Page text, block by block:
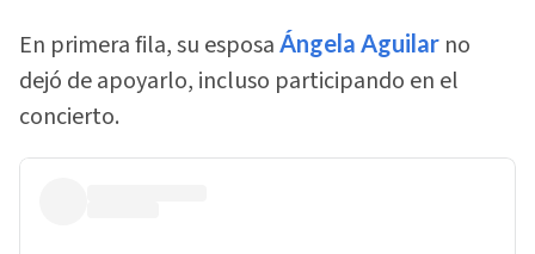
En primera fila, su esposa Ángela Aguilar no
dejó de apoyarlo, incluso participando en el
concierto.